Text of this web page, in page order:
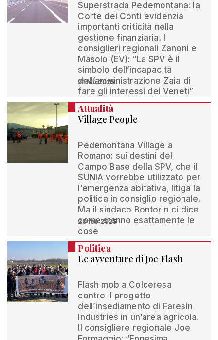
Superstrada Pedemontana: la
Corte dei Conti evidenzia
importanti criticità nella
gestione finanziaria. I
consiglieri regionali Zanoni e
Masolo (EV): “La SPV è il
simbolo dell’incapacità
dell’amministrazione Zaia di
fare gli interessi dei Veneti”
21 feb 2025
Attualità
Village People
Pedemontana Village a
Romano: sui destini del
Campo Base della SPV, che il
SUNIA vorrebbe utilizzato per
l’emergenza abitativa, litiga la
politica in consiglio regionale.
Ma il sindaco Bontorin ci dice
come stanno esattamente le
cose
20 feb 2025
Politica
Le avventure di Joe Flash
Flash mob a Colceresa
contro il progetto
dell’insediamento di Faresin
Industries in un’area agricola.
Il consigliere regionale Joe